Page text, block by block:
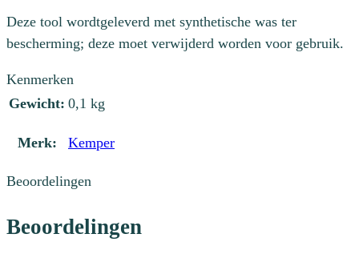
Deze tool wordtgeleverd met synthetische was ter
bescherming; deze moet verwijderd worden voor gebruik.
Kenmerken
Gewicht: 0,1 kg
Merk: Kemper
Beoordelingen
Beoordelingen